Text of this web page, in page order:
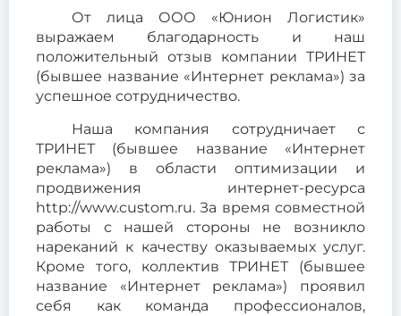
От лица ООО «Юнион Логистик»
выражаем благодарность и наш
положительный отзыв компании ТРИНЕТ
(бывшее название «Интернет реклама») за
успешное сотрудничество.
Наша компания сотрудничает с
ТРИНЕТ (бывшее название «Интернет
реклама») в области оптимизации и
продвижения интернет-ресурса
http://www.custom.ru. За время совместной
работы с нашей стороны не возникло
нареканий к качеству оказываемых услуг.
Кроме того, коллектив ТРИНЕТ (бывшее
название «Интернет реклама») проявил
себя как команда профессионалов,